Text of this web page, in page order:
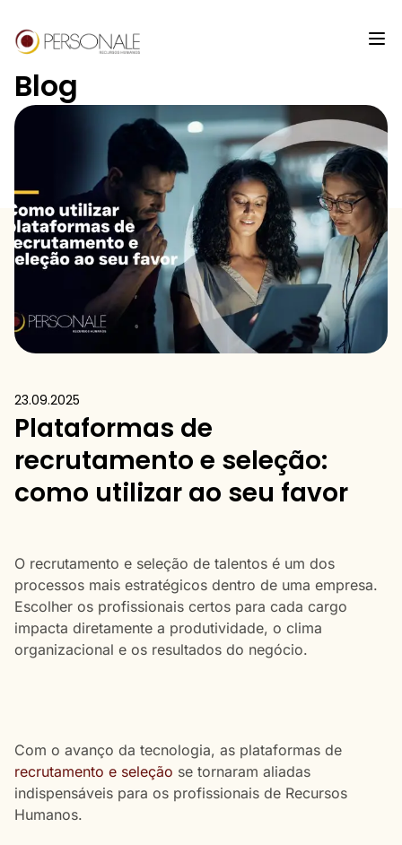
Blog
23.09.2025
Plataformas de
recrutamento e seleção:
como utilizar ao seu favor
O recrutamento e seleção de talentos é um dos
processos mais estratégicos dentro de uma empresa.
Escolher os profissionais certos para cada cargo
impacta diretamente a produtividade, o clima
organizacional e os resultados do negócio.
Com o avanço da tecnologia, as plataformas de
recrutamento e seleção se tornaram aliadas
indispensáveis para os profissionais de Recursos
Humanos.